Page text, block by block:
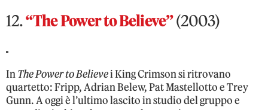
12.“The Power to Believe”(2003)
InThe Power to Believei King Crimson si ritrovano
quartetto: Fripp, Adrian Belew, Pat Mastellotto e Trey
Gunn. A oggi è l’ultimo lascito in studio del gruppo e